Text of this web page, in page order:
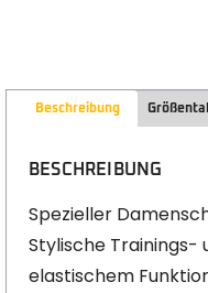
Beschreibung
BESCHREIBUNG
Spezieller
Stylische
elastischem